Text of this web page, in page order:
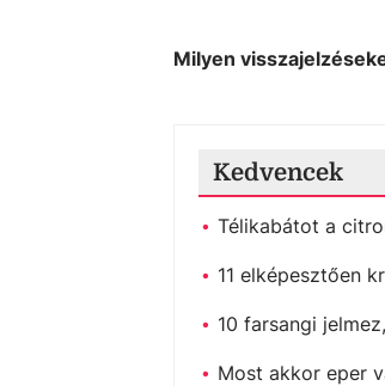
Milyen
Kedvencek
Télikabátot a
11 elképesztően
10 farsangi
Most akkor eper